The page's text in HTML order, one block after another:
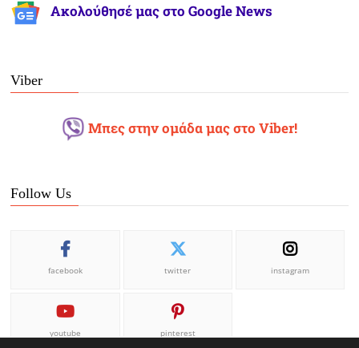
Ακολούθησέ μας στο Google News
Viber
Μπες στην ομάδα μας στο Viber!
Follow Us
facebook twitter instagram
youtube pinterest